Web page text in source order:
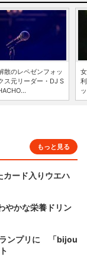
散のレペゼンフォッ
ス元リーダー・DJ S
もっと見る
カード入りウエハ
やかな栄養ドリン
ランプリに 「bijou